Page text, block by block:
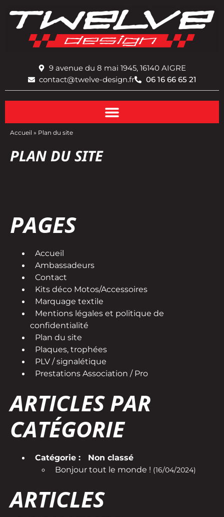
9 avenue du 8 mai 1945, 16140 AIGRE
contact@twelve-design.fr
06 16 66 65 21
Accueil » Plan du site
PLAN DU SITE
PAGES
Accueil
Ambassadeurs
Contact
Kits déco Motos/Accessoires
Marquage textile
Mentions légales et politique de
confidentialité
Plan du site
Plaques, trophées
PLV / signalétique
Prestations Association / Pro
ARTICLES PAR
CATÉGORIE
Catégorie :
Non classé
Bonjour tout le monde ! (16/04/2024)
ARTICLES